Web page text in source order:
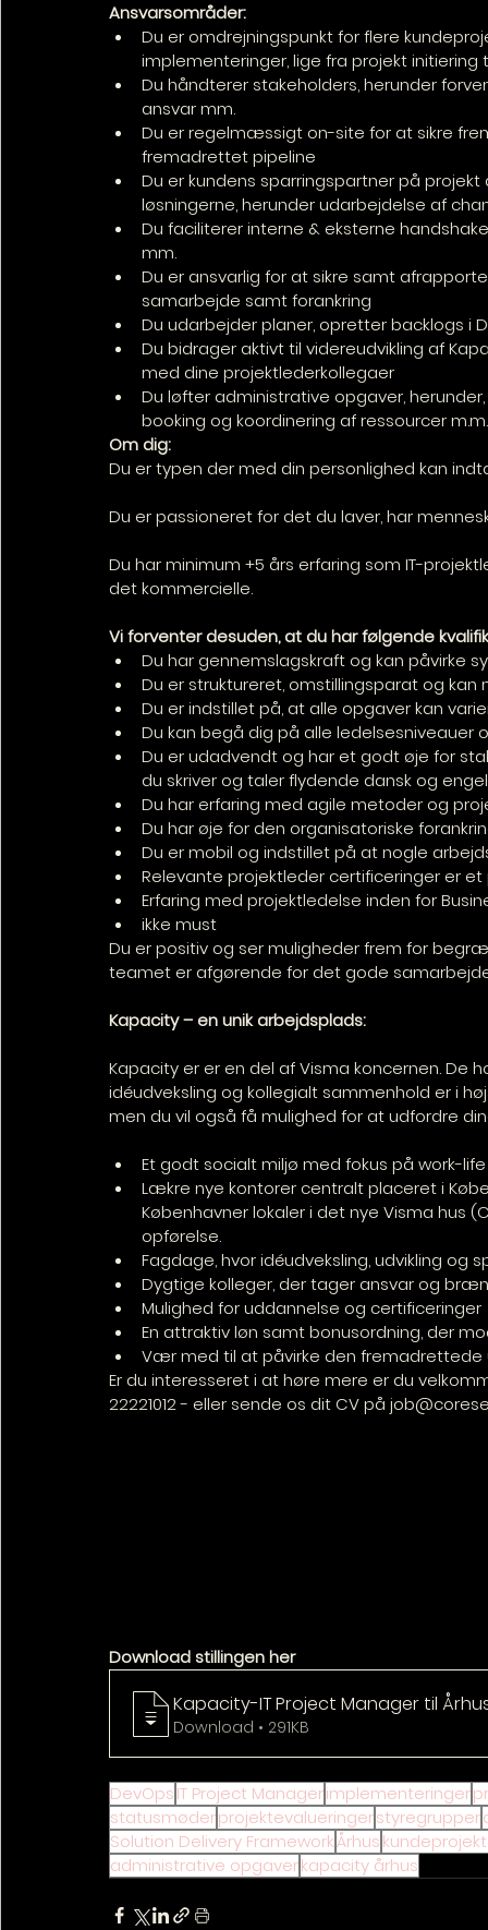
Ansvarsområder:
Du er omdrejningspunkt for flere
implementeringer, lige fra projekt initiering
Du håndterer stakeholders, herunder
ansvar mm.
Du er regelmæssigt on-site for at sikre
fremadrettet pipeline
Du er kundens sparringspartner på
løsningerne, herunder udarbejdelse af
Du faciliterer interne & eksterne
mm.
Du er ansvarlig for at sikre samt
samarbejde samt forankring
Du udarbejder planer, opretter backlogs i
Du bidrager aktivt til videreudvikling af
med dine projektlederkollegaer
Du løfter administrative opgaver,
booking og koordinering af ressourcer m.m.
Om dig:
Du er typen der med din personlighed kan
Du er passioneret for det du laver, har
Du har minimum +5 års erfaring som IT-
det kommercielle.
Vi forventer desuden, at du har følgende
Du har gennemslagskraft og kan påvirke
Du er struktureret, omstillingsparat og kan
Du er indstillet på, at alle opgaver kan
Du kan begå dig på alle ledelsesniveauer
Du er udadvendt og har et godt øje for
du skriver og taler flydende dansk og
Du har erfaring med agile metoder og
Du har øje for den organisatoriske
Du er mobil og indstillet på at nogle
Relevante projektleder certificeringer er et
Erfaring med projektledelse inden for
ikke must
Du er positiv og ser muligheder frem for
teamet er afgørende for det gode
Kapacity – en unik arbejdsplads:
Kapacity er er en del af Visma koncernen. De
idéudveksling og kollegialt sammenhold er i
men du vil også få mulighed for at udfordre
Et godt socialt miljø med fokus på work-
Lækre nye kontorer centralt placeret i
Københavner lokaler i det nye Visma hus
opførelse.
Fagdage, hvor idéudveksling, udvikling og
Dygtige kolleger, der tager ansvar og
Mulighed for uddannelse og certificeringer
En attraktiv løn samt bonusordning, der
Vær med til at påvirke den fremadrettede
Er du interesseret i at høre mere er du
22221012 - eller sende os dit CV på
Download stillingen her
Kapacity-IT Project Manager til
Download • 291KB
DevOpsIT Project Managerimplementeringer
statusmøderprojektevalueringerstyregrupper
Solution Delivery FrameworkÅrhus
administrative opgaverkapacity århus